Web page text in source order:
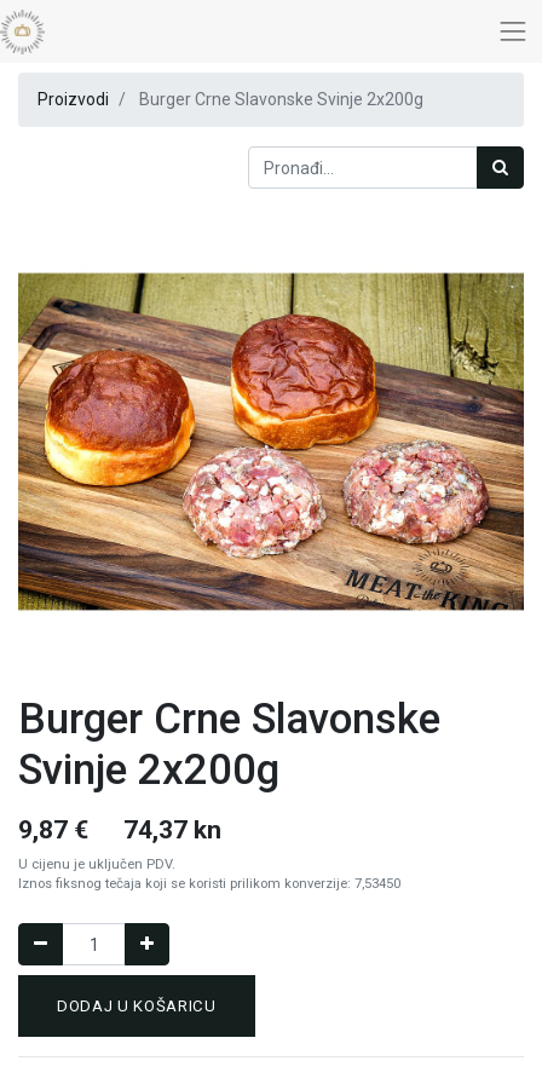
Proizvodi Burger Crne Slavonske Svinje 2x200g
Burger Crne Slavonske
Svinje 2x200g
9,87 € 74,37 kn
U cijenu je uključen PDV.
Iznos fiksnog tečaja koji se koristi prilikom konverzije: 7,53450
DODAJ U KOŠARICU